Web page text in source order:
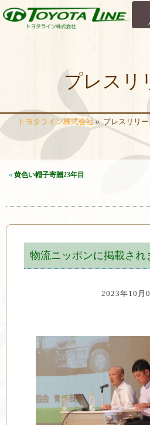
プレスリ
トヨタライン株式会社 » プレスリリー
« 黄色い帽子寄贈23年目
物流ニッポンに掲載され
2023年10月